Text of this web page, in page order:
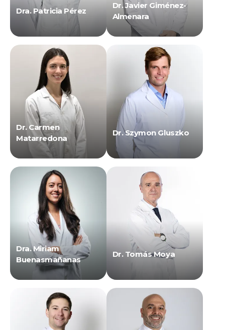
Dra. Patricia Pérez
Dr. Javier Giménez-
Almenara
Dr. Carmen
Matarredona
Dr. Szymon Gluszko
Dra. Miriam
Buenasmañanas
Dr. Tomás Moya